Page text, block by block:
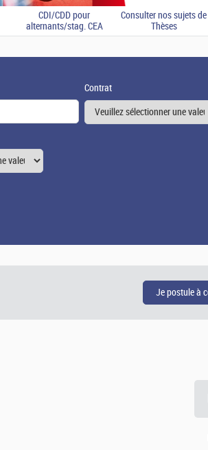
CDI/CDD pour
alternants/stag. CEA
Consulter nos sujets de
Thèses
Contrat